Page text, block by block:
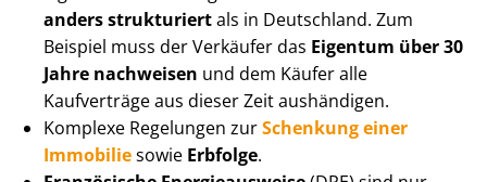
anders strukturiertals in Deutschland. Zum
Beispiel muss der Verkäufer das Eigentum über 30
Jahre nachweisen und dem Käufer alle
Kaufverträge aus dieser Zeit aushändigen.
Komplexe Regelungen zurSchenkung einer
Immobiliesowie Erbfolge.